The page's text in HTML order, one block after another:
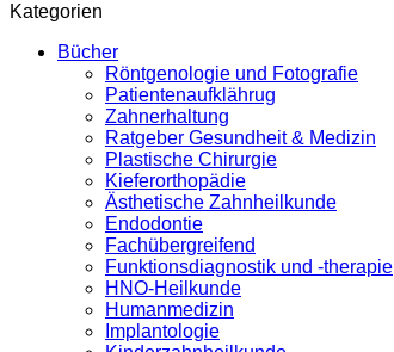
Kategorien
Bücher
Röntgenologie und Fotografie
Patientenaufklährug
Zahnerhaltung
Ratgeber Gesundheit & Medizin
Plastische Chirurgie
Kieferorthopädie
Ästhetische Zahnheilkunde
Endodontie
Fachübergreifend
Funktionsdiagnostik und -therapie
HNO-Heilkunde
Humanmedizin
Implantologie